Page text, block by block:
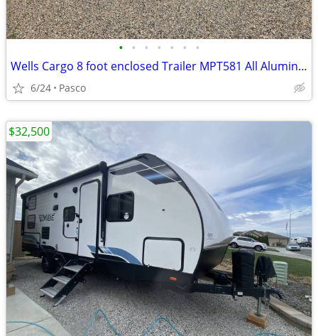
• • • • • • •
Wells Cargo 8 foot enclosed Trailer MPT581 All Aluminum
6/24 Pasco
$32,500